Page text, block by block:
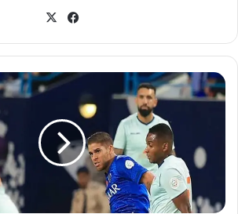
في
وك
ش
ب